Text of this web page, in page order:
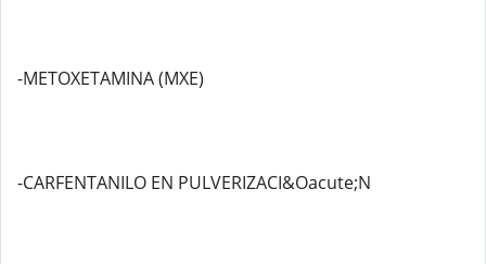
-METOXETAMINA (MXE)
-CARFENTANILO EN PULVERIZACI&Oacute;N